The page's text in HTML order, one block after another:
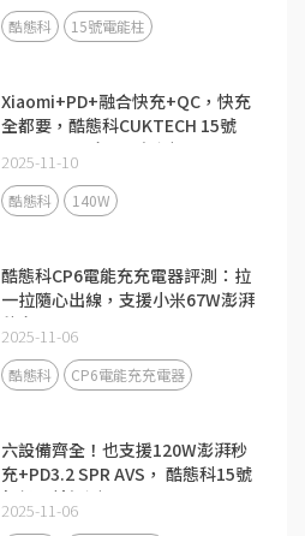
酷態科 15號電能柱
Xiaomi+PD+融合快充+QC，快充
全都要，酷態科CUKTECH 15號
140W 3C1A充電器評測
2025-11-10
酷態科 140W
酷態科CP6電能充充電器評測：拉
一拉隨心出線，支援小米67W澎湃
秒充！
2025-11-06
酷態科 CP6電能充充電器
六設備齊全！也支援120W澎湃秒
充+PD3.2 SPR AVS， 酷態科15號
超級電站評測
2025-11-06